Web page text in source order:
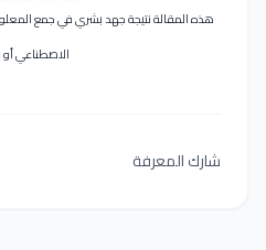
هذه المقالة نتيجة جهد بشري في جمع
الاصطناعي أو
شارك المعرفة